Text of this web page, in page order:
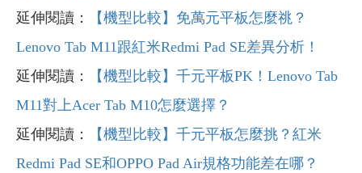
延伸閱讀：
【機型比較】免萬元平板怎麼祧？
Lenovo Tab M11跟紅米Redmi Pad SE差異分析！
延伸閱讀：
【機型比較】千元平板PK！Lenovo Tab
M11對上Acer Tab M10怎麼選擇？
延伸閱讀：
【機型比較】千元平板怎麼挑？紅米
Redmi Pad SE和OPPO Pad Air規格功能差在哪？